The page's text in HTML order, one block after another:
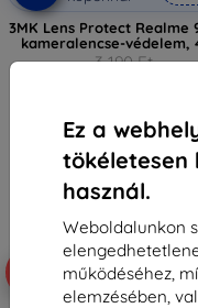
Ez a
tökéletesen
használ.
Weboldalunkon
működéséhez,
elemzésében,
3MK Lens Protect Realme
kameralencse-védelem,
3 190 Ft
Raktáron > 5 darab